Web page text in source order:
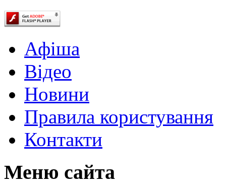
Афіша
Відео
Новини
Правила користування
Контакти
Меню сайта